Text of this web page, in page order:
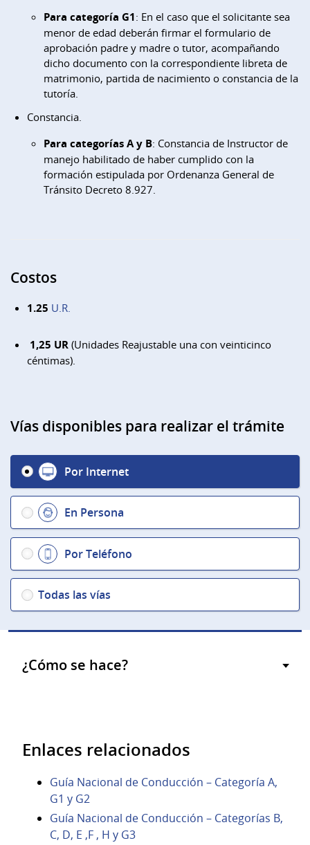
Para categoría G1: En el caso que el solicitante sea
menor de edad deberán firmar el formulario de
aprobación padre y madre o tutor, acompañando
dicho documento con la correspondiente libreta de
matrimonio, partida de nacimiento o constancia de la
tutoría.
Constancia.
Para categorías A y B: Constancia de Instructor de
manejo habilitado de haber cumplido con la
formación estipulada por Ordenanza General de
Tránsito Decreto 8.927.
Costos
1.25 U.R.
1,25 UR (Unidades Reajustable una con veinticinco
céntimas).
Vías disponibles para realizar el trámite
Por Internet
En Persona
Por Teléfono
Todas las vías
¿Cómo se hace?
Enlaces relacionados
Guía Nacional de Conducción – Categoría A,
G1 y G2
Guía Nacional de Conducción – Categorías B,
C, D, E ,F , H y G3